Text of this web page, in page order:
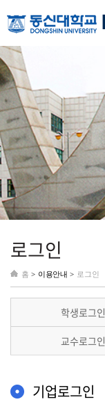
로그인
홈 > 이용안내 > 로그인
학생로그인
교수로그인
기업로그인